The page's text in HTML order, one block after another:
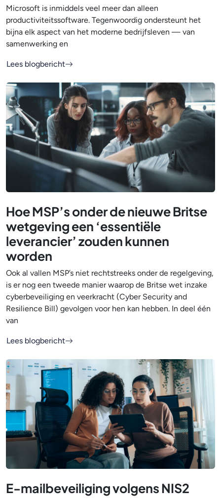
Microsoft is inmiddels veel meer dan alleen
productiviteitssoftware. Tegenwoordig ondersteunt het
bijna elk aspect van het moderne bedrijfsleven — van
samenwerking en
Lees blogbericht
Hoe MSP’s onder de nieuwe Britse
wetgeving een ‘essentiële
leverancier’ zouden kunnen
worden
Ook al vallen MSP’s niet rechtstreeks onder de regelgeving,
is er nog een tweede manier waarop de Britse wet inzake
cyberbeveiliging en veerkracht (Cyber Security and
Resilience Bill) gevolgen voor hen kan hebben. In deel één
van
Lees blogbericht
E-mailbeveiliging volgens NIS2